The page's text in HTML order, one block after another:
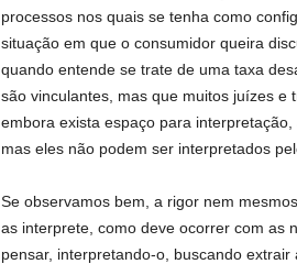
processos nos quais se tenha como
situação em que o consumidor queira
quando entende se trate de uma taxa
são vinculantes, mas que muitos juízes
embora exista espaço para
mas eles não podem ser interpretados
Se observamos bem, a rigor nem
as interprete, como deve ocorrer com as
pensar, interpretando-o, buscando